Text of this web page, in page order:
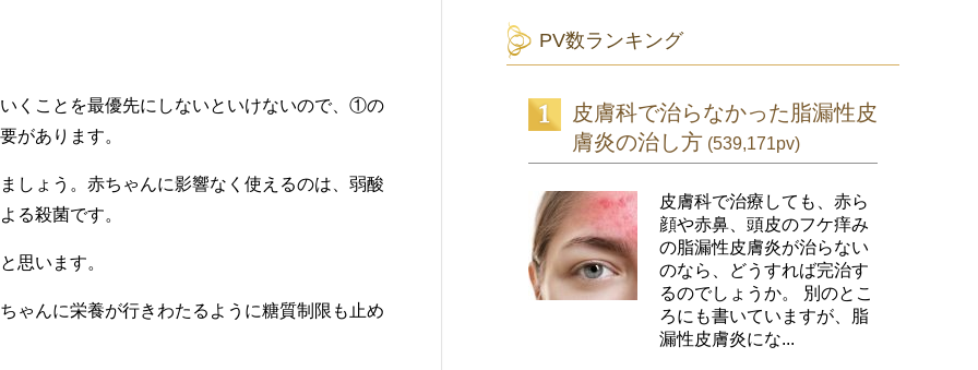
くことを最優先にしないといけないので、①の
があります。
ょう。赤ちゃんに影響なく使えるのは、弱酸
る殺菌です。
思います。
んに栄養が行きわたるように糖質制限も止め
PV数ランキング
皮膚科で治らなかった脂漏性皮
膚炎の治し方 (539,171pv)
皮膚科で治療しても、赤ら
顔や赤鼻、頭皮のフケ痒み
の脂漏性皮膚炎が治らない
のなら、どうすれば完治す
るのでしょうか。 別のとこ
ろにも書いていますが、脂
漏性皮膚炎にな...